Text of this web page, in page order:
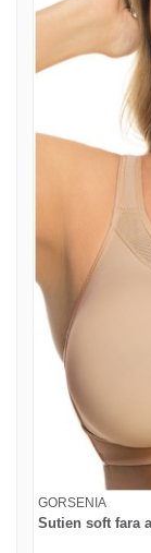
GORSENIA
Sutien soft fara